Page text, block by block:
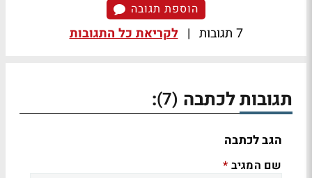
הוספת תגובה
7 תגובות | לקריאת כל התגובות
תגובות לכתבה (7)
:
הגב לכתבה
שם המגיב *